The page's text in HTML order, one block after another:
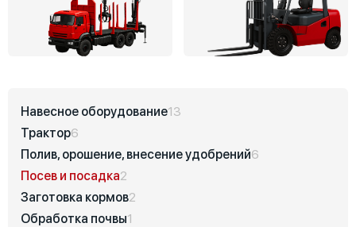
Навесное оборудование13
Трактор6
Полив, орошение, внесение удобрений6
Посев и посадка2
Заготовка кормов2
Обработка почвы1